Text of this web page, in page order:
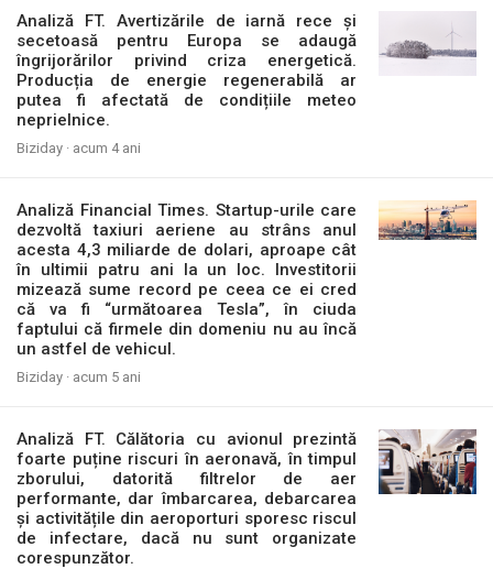
Analiză FT. Avertizările de iarnă rece și
secetoasă pentru Europa se adaugă
îngrijorărilor privind criza energetică.
Producția de energie regenerabilă ar
putea fi afectată de condițiile meteo
neprielnice.
Biziday · acum 4 ani
Analiză Financial Times. Startup-urile care
dezvoltă taxiuri aeriene au strâns anul
acesta 4,3 miliarde de dolari, aproape cât
în ultimii patru ani la un loc. Investitorii
mizează sume record pe ceea ce ei cred
că va fi “următoarea Tesla”, în ciuda
faptului că firmele din domeniu nu au încă
un astfel de vehicul.
Biziday · acum 5 ani
Analiză FT. Călătoria cu avionul prezintă
foarte puține riscuri în aeronavă, în timpul
zborului, datorită filtrelor de aer
performante, dar îmbarcarea, debarcarea
și activitățile din aeroporturi sporesc riscul
de infectare, dacă nu sunt organizate
corespunzător.